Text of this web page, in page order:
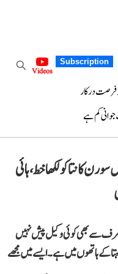
Subscription
Videos
فرصت درکار
کم ہے
کانتا کو لکھا خط، ہائی
سے بھی کوئی وکیل پیش نہیں
کے ہاتھوں میں ہے۔ ایسے میں مجھے